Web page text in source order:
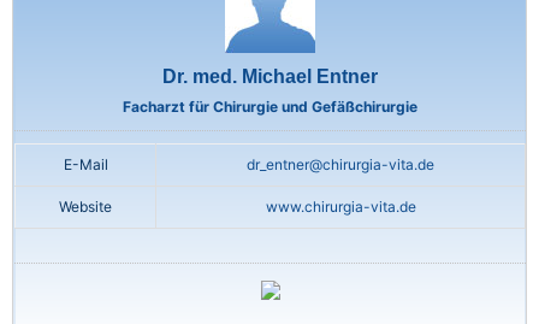
Dr. med. Michael Entner
Facharzt für Chirurgie und Gefäßchirurgie
E-Mail dr_entner@chirurgia-vita.de
Website www.chirurgia-vita.de